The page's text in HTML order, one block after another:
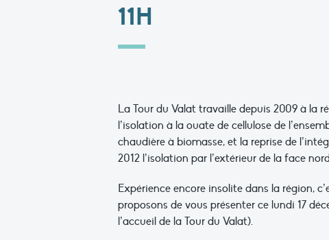
11H
La Tour du Valat travaille depuis 2009 à la
l’isolation à la ouate de cellulose de
chaudière à biomasse, et la reprise de
2012 l’isolation par l’extérieur de la face
Expérience encore insolite dans la région,
proposons de vous présenter ce lundi 17
l’accueil de la Tour du Valat).